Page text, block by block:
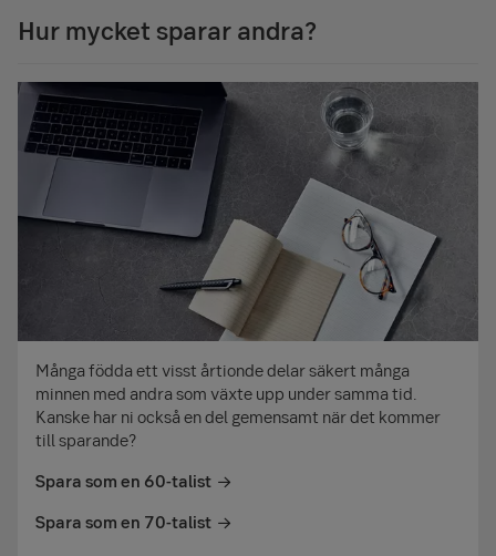
Hur mycket sparar andra?
Många födda ett visst årtionde delar säkert många
minnen med andra som växte upp under samma tid.
Kanske har ni också en del gemensamt när det kommer
till sparande?
Spara som en 60-talist
Spara som en 70-talist